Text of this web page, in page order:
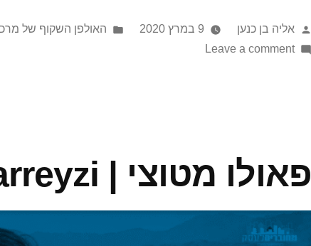
אליה בן כנען 9 במרץ 2020
האולפן השקוף של מרכז
Leave a comment
פאולו מטוצי | Pailo marreyzi